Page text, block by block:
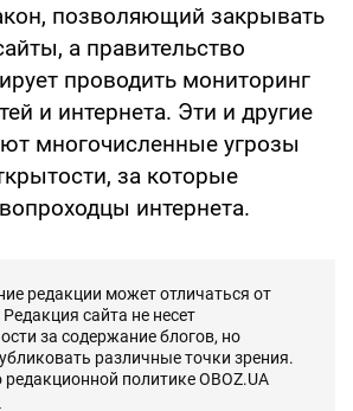
позволяющий закрывать
а правительство
проводить мониторинг
и интернета. Эти и другие
многочисленные угрозы
за которые
интернета.
редакции может отличаться от
сайта не несет
за содержание блогов, но
различные точки зрения.
редакционной политике OBOZ.UA